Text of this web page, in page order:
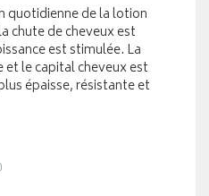
quotidienne de la lotion
chute de cheveux est
est stimulée. La
le capital cheveux est
épaisse, résistante et